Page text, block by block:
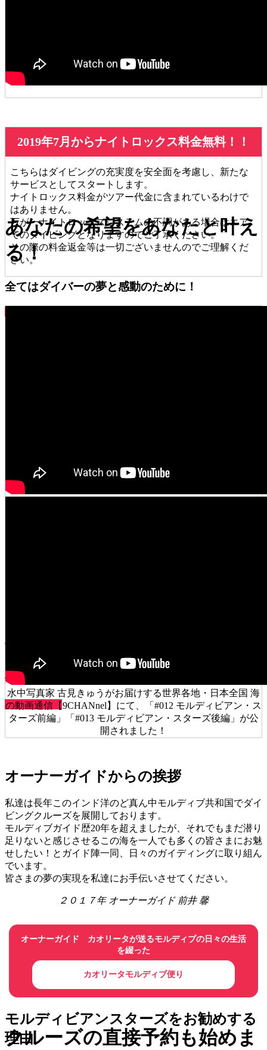
あなたの希望をあなたと叶え
る！
全てはダイバーの夢と感動のために！
最高のスタッフと
最高のサファリダイブを
スタッフ紹介
クルーズの直接予約も始めま
2019年7月からナイトロックス料金無料！！
こちらはダイビングの充実度を安全面を考慮し、新たな
サービスとしてスタートします。
ナイトロックス料金がツアー代金に含まれているわけで
はありません。
万が一ナイトロックスシステムの不調がある場合はエア
でのダイビングとなりますのでご了承ください。
その際の料金返金等は一切ございませんのでご理解くだ
さい。
水中写真家 古見きゅうがお届けする世界各地・日本全国 海
の動画通信【9CHANnel】にて、「#012 モルディビアン・ス
ターズ前編」「#013 モルディビアン・スターズ後編」が公
開されました！
オーナーガイドからの挨拶
私達は長年このインド洋のど真ん中モルディブ共和国でダイ
ビングクルーズを展開しております。
モルディブガイド歴20年を超えましたが、それでもまだ潜り
足りないと感じさせるこの海を一人でも多くの皆さまにお魅
せしたい！とガイド陣一同、日々のガイディングに取り組ん
でいます。
皆さまの夢の実現を私達にお手伝いさせてください。
２０１７年 オーナーガイド 前井 馨
オーナーガイド カオリータが送るモルディブの日々の生活
を綴った
カオリータモルディブ便り
モルディビアンスターズをお勧めする
理由